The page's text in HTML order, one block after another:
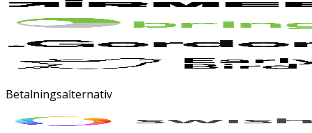
Betalningsalternativ